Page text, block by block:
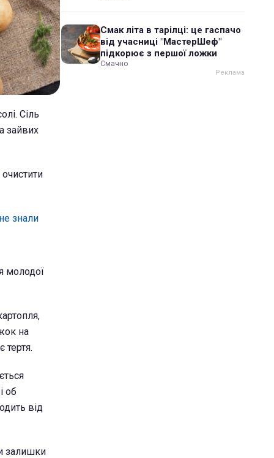
Сіль
зайвих
знали
молодої
на
тертя.
об
від
залишки
Смак літа в тарілці: це гаспачо
від учасниці "МастерШеф"
підкорює з першої ложки
Смачно